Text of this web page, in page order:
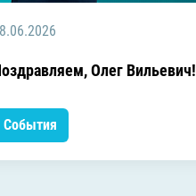
Олег Вильевич!
События